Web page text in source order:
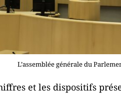
L’assemblée générale du
et les dispositifs